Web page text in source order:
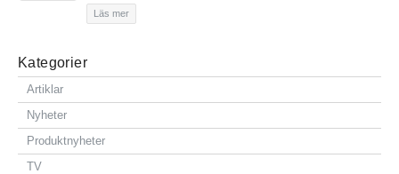
Läs mer
Kategorier
Artiklar
Nyheter
Produktnyheter
TV